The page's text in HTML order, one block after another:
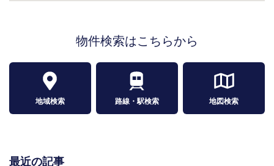
物件検索はこちらから
地域検索 路線・駅検索 地図検索
最近の記事